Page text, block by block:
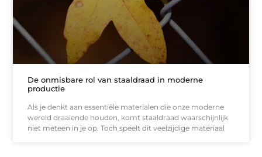
De onmisbare rol van staaldraad in moderne
productie
Als je denkt aan essentiële materialen die onze moderne
wereld draaiende houden, komt staaldraad waarschijnlijk
niet meteen in je op. Toch speelt dit veelzijdige materiaal